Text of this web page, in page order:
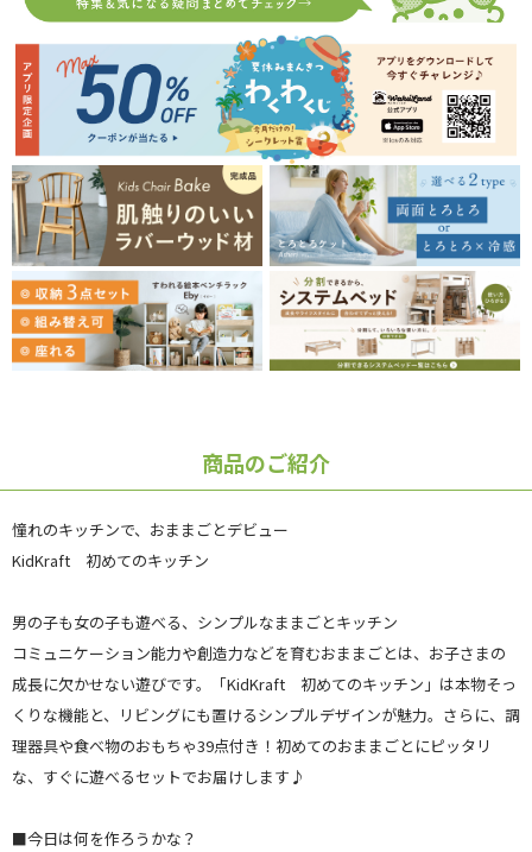
商品のご紹介
憧れのキッチンで、おままごとデビュー
KidKraft 初めてのキッチン
男の子も女の子も遊べる、シンプルなままごとキッチン
コミュニケーション能力や創造力などを育むおままごとは、お子さまの
成長に欠かせない遊びです。「KidKraft 初めてのキッチン」は本物そっ
くりな機能と、リビングにも置けるシンプルデザインが魅力。さらに、調
理器具や食べ物のおもちゃ39点付き！初めてのおままごとにピッタリ
な、すぐに遊べるセットでお届けします♪
■今日は何を作ろうかな？